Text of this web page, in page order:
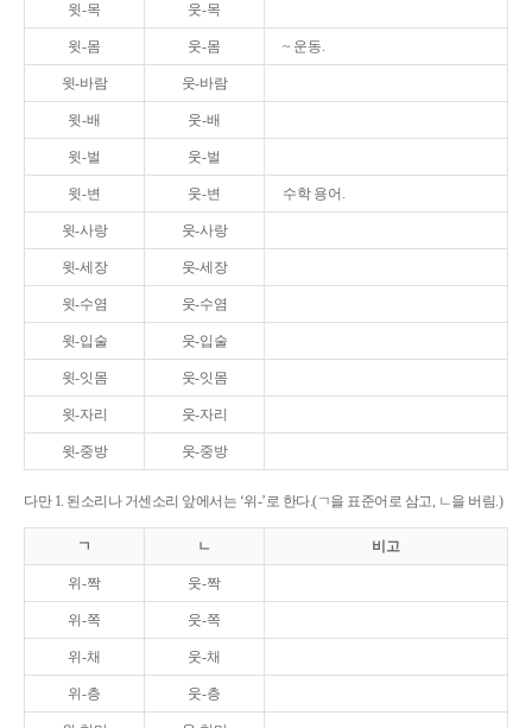
윗-목 웃-목
윗-몸 웃-몸 ~ 운동.
윗-바람 웃-바람
윗-배 웃-배
윗-벌 웃-벌
윗-변 웃-변 수학 용어.
윗-사랑 웃-사랑
윗-세장 웃-세장
윗-수염 웃-수염
윗-입술 웃-입술
윗-잇몸 웃-잇몸
윗-자리 웃-자리
윗-중방 웃-중방
다만 1. 된소리나 거센소리 앞에서는 ‘위-’로 한다.(ㄱ을 표준어로 삼고, ㄴ을 버림.)
ㄱ ㄴ 비고
위-짝 웃-짝
위-쪽 웃-쪽
위-채 웃-채
위-층 웃-층